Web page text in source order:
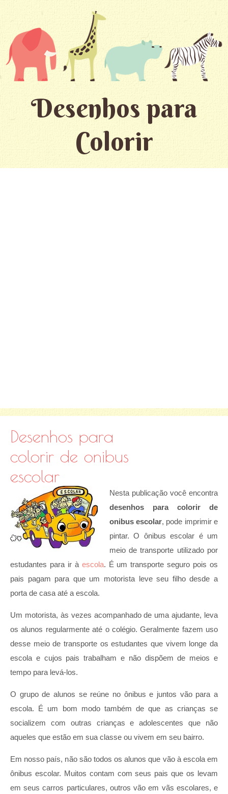
Desenhos para
Colorir
Desenhos para
colorir de onibus
escolar
Nesta publicação você encontra
desenhos para colorir de
onibus escolar, pode imprimir e
pintar. O ônibus escolar é um
meio de transporte utilizado por
estudantes para ir à escola. É um transporte seguro pois os
pais pagam para que um motorista leve seu filho desde a
porta de casa até a escola.
Um motorista, às vezes acompanhado de uma ajudante, leva
os alunos regularmente até o colégio. Geralmente fazem uso
desse meio de transporte os estudantes que vivem longe da
escola e cujos pais trabalham e não dispõem de meios e
tempo para levá-los.
O grupo de alunos se reúne no ônibus e juntos vão para a
escola. É um bom modo também de que as crianças se
socializem com outras crianças e adolescentes que não
aqueles que estão em sua classe ou vivem em seu bairro.
Em nosso país, não são todos os alunos que vão à escola em
ônibus escolar. Muitos contam com seus pais que os levam
em seus carros particulares, outros vão em vãs escolares, e